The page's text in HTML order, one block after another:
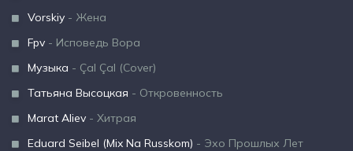
Vorskiy - Жена
Fpv - Исповедь Вора
Музыка - Çal Çal (Cover)
Татьяна Высоцкая - Откровенность
Marat Aliev - Хитрая
Eduard Seibel (Mix Na Russkom) - Эхо Прошлых Лет